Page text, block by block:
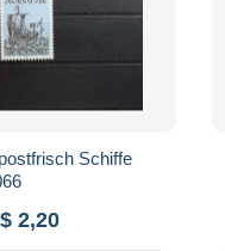
Schiffe
2,20